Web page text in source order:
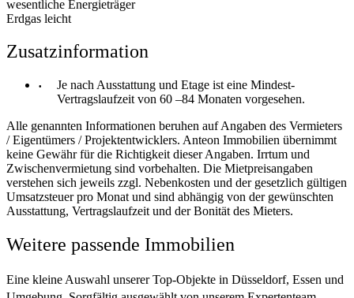
wesentliche Energieträger
Erdgas leicht
Zusatzinformation
Je nach Ausstattung und Etage ist eine Mindest-
Vertragslaufzeit von 60 –84 Monaten vorgesehen.
Alle genannten Informationen beruhen auf Angaben des Vermieters
/ Eigentümers / Projektentwicklers. Anteon Immobilien übernimmt
keine Gewähr für die Richtigkeit dieser Angaben. Irrtum und
Zwischenvermietung sind vorbehalten. Die Mietpreisangaben
verstehen sich jeweils zzgl. Nebenkosten und der gesetzlich gültigen
Umsatzsteuer pro Monat und sind abhängig von der gewünschten
Ausstattung, Vertragslaufzeit und der Bonität des Mieters.
Weitere passende Immobilien
Eine kleine Auswahl unserer Top-Objekte in Düsseldorf, Essen und